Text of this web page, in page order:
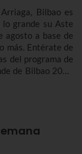
Bilbao es
grande su Aste
agosto a base de
más. Entérate de
del programa de
de Bilbao 2026